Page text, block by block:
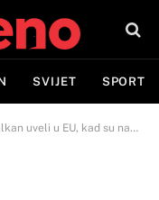
SVIJET SPORT
su nam ovako jeftiniji kao radna snaga